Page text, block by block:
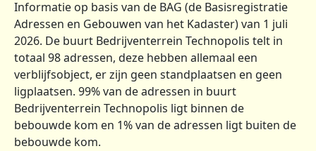
Informatie op basis van de BAG (de Basisregistratie
Adressen en Gebouwen van het Kadaster) van 1 juli
2026. De buurt Bedrijventerrein Technopolis telt in
totaal 98 adressen, deze hebben allemaal een
verblijfsobject, er zijn geen standplaatsen en geen
ligplaatsen. 99% van de adressen in buurt
Bedrijventerrein Technopolis ligt binnen de
bebouwde kom en 1% van de adressen ligt buiten de
bebouwde kom.